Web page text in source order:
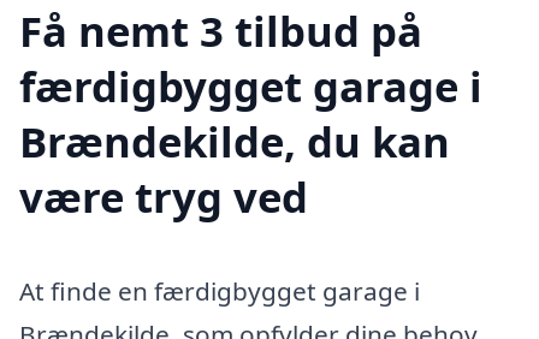
Få nemt 3 tilbud på
færdigbygget garage i
Brændekilde, du kan
være tryg ved
At finde en færdigbygget garage i